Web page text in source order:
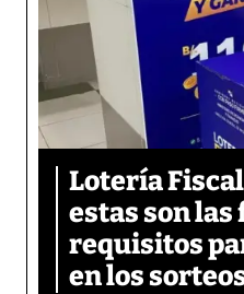
Lotería
estas son las
requisitos
en los